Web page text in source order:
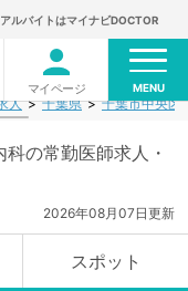
ルバイトはマイナビDOCTOR
マイページ MENU
人 千葉県 千葉市中央区
の常勤医師求人・
2026年08月07日更新
スポット